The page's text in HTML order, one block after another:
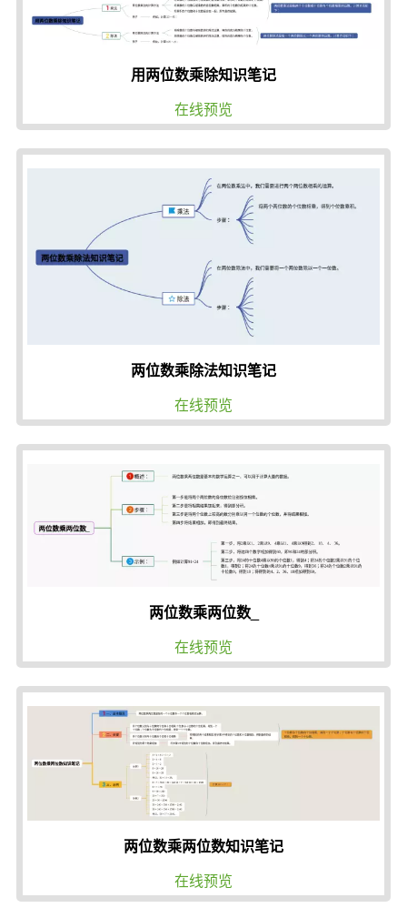
用两位数乘除知识笔记
在线预览
两位数乘除法知识笔记
在线预览
两位数乘两位数_
在线预览
两位数乘两位数知识笔记
在线预览